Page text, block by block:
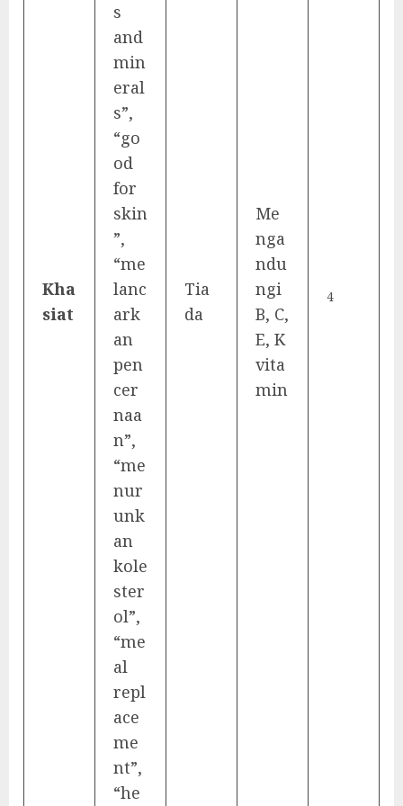
Kha
siat
s
and
min
eral
s”,
“go
od
for
skin
”,
“me
lanc
ark
an
pen
cer
naa
n”,
“me
nur
unk
an
kole
ster
ol”,
“me
al
repl
ace
me
nt”,
“he
Tia
da
Me
nga
ndu
ngi
B, C,
E, K
vita
min
4